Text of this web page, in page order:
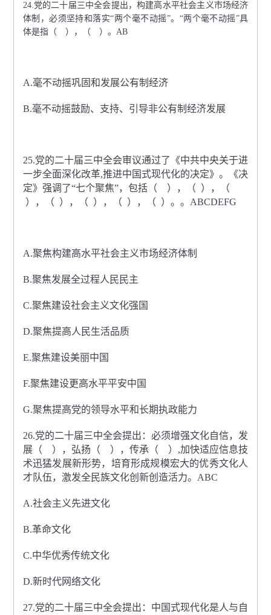
24.党的二十届三中全会提出，构建高水平社会主义市场经济
体制，必须坚持和落实“两个毫不动摇”。“两个毫不动摇”具
体是指（ ），（ ）。AB
A.毫不动摇巩固和发展公有制经济
B.毫不动摇鼓励、支持、引导非公有制经济发展
25.党的二十届三中全会审议通过了《中共中央关于进
一步全面深化改革,推进中国式现代化的决定》。《决
定》强调了“七个聚焦”，包括（ ），（ ），（
），（ ），（ ），（ ），（ ）。。ABCDEFG
A.聚焦构建高水平社会主义市场经济体制
B.聚焦发展全过程人民民主
C.聚焦建设社会主义文化强国
D.聚焦提高人民生活品质
E.聚焦建设美丽中国
F.聚焦建设更高水平平安中国
G.聚焦提高党的领导水平和长期执政能力
26.党的二十届三中全会提出：必须增强文化自信，发
展（ ），弘扬（ ），传承（ ）,加快适应信息技
术迅猛发展新形势，培育形成规模宏大的优秀文化人
才队伍，激发全民族文化创新创造活力。ABC
A.社会主义先进文化
B.革命文化
C.中华优秀传统文化
D.新时代网络文化
27.党的二十届三中全会提出：中国式现代化是人与自